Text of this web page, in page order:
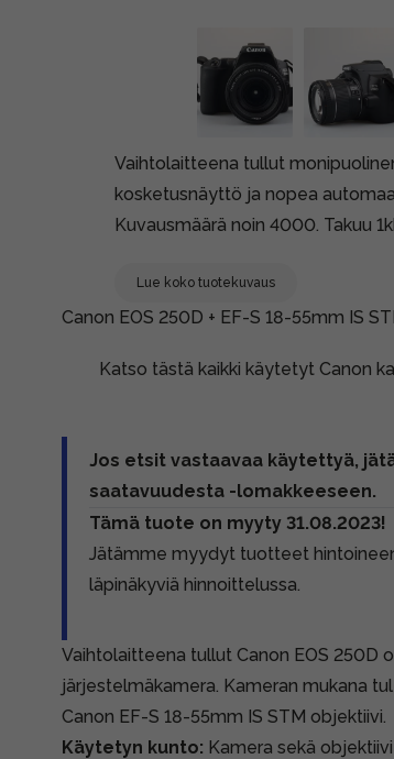
Vaihtolaitteena tullut
kosketusnäyttö ja nopea
Kuvausmäärä noin 4000. Takuu
Lue koko tuotekuvaus
Canon EOS 250D + EF-S 18-55mm IS
Katso tästä kaikki käytetyt Canon
Jos etsit vastaavaa käytettyä,
saatavuudesta -lomakkeeseen.
Tämä tuote on myyty 31.08.2023!
Jätämme myydyt tuotteet
läpinäkyviä hinnoittelussa.
Vaihtolaitteena tullut Canon EOS 250D
järjestelmäkamera. Kameran mukana
Canon EF-S 18-55mm IS STM objektiivi.
Käytetyn kunto: Kamera sekä